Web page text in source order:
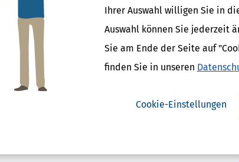
Ihrer Auswahl willigen Sie in
Auswahl können Sie jederzeit
Sie am Ende der Seite auf
finden Sie in unseren
Cookie-Einstellungen
Datenübernahme und intelligente Steuer‑KI sorgen für
Familien und Rentner.